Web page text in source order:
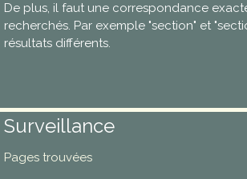
De plus, il faut une correspondance
recherchés. Par exemple "section" et
résultats différents.
Surveillance
Pages trouvées